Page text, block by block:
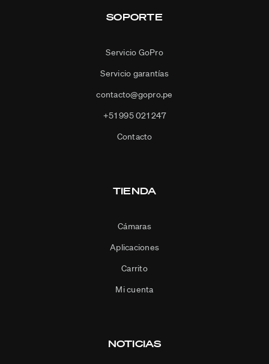
SOPORTE
Servicio GoPro
Servicio garantías
contacto@gopro.pe
+51 995 021 247
Contacto
TIENDA
Cámaras
Aplicaciones
Carrito
Mi cuenta
NOTICIAS